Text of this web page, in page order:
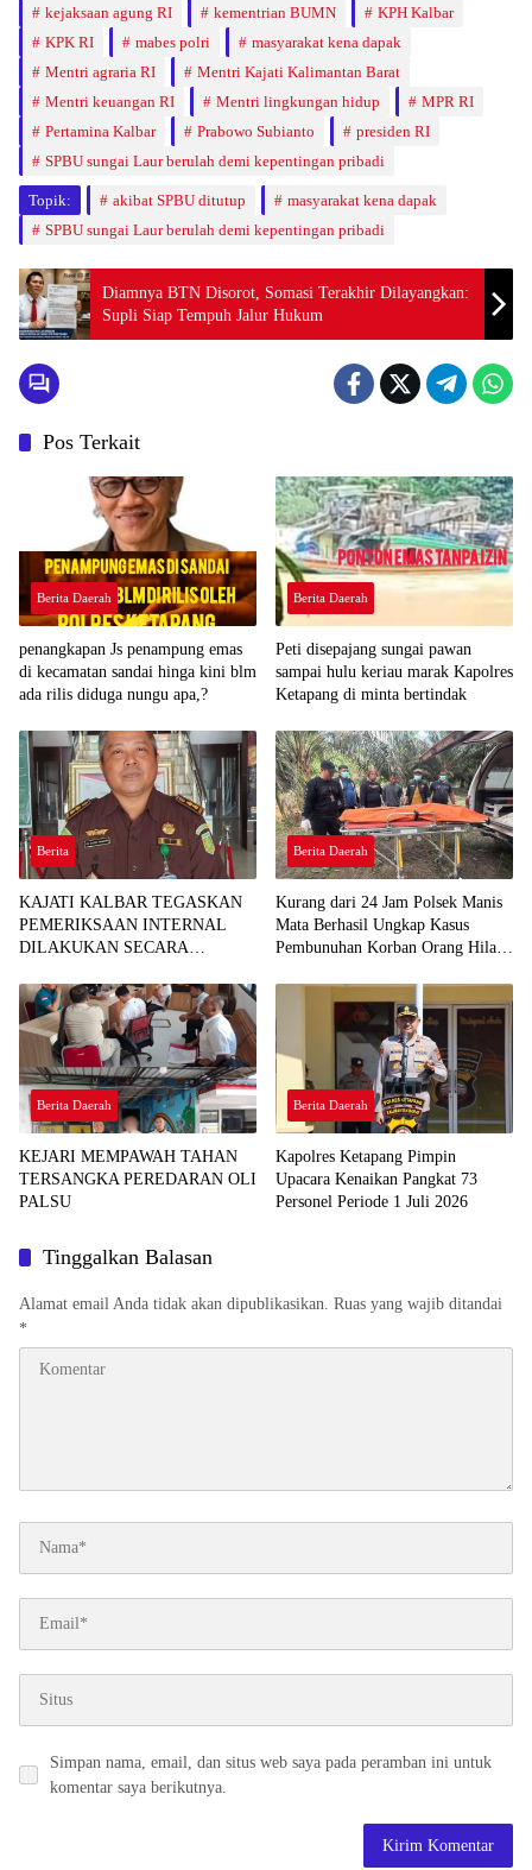
kejaksaan agung RI
kementrian BUMN
KPH Kalbar
KPK RI
mabes polri
masyarakat kena dapak
Mentri agraria RI
Mentri Kajati Kalimantan Barat
Mentri keuangan RI
Mentri lingkungan hidup
MPR RI
Pertamina Kalbar
Prabowo Subianto
presiden RI
SPBU sungai Laur berulah demi kepentingan pribadi
Topik: akibat SPBU ditutup
masyarakat kena dapak
SPBU sungai Laur berulah demi kepentingan pribadi
Diamnya BTN Disorot, Somasi Terakhir Dilayangkan:
Supli Siap Tempuh Jalur Hukum
Pos Terkait
Berita Daerah
penangkapan Js penampung emas
di kecamatan sandai hinga kini blm
ada rilis diduga nungu apa,?
Berita Daerah
Peti disepajang sungai pawan
sampai hulu keriau marak Kapolres
Ketapang di minta bertindak
Berita
KAJATI KALBAR TEGASKAN
PEMERIKSAAN INTERNAL
DILAKUKAN SECARA
INFORMASI YANG BEREDAR
TERKAIT DUGAAN
KETERLIBATAN PEGAWAI
KEJARI SEKADAU
Berita Daerah
Kurang dari 24 Jam Polsek Manis
Mata Berhasil Ungkap Kasus
Pembunuhan Korban Orang Hilang
Berita Daerah
KEJARI MEMPAWAH TAHAN
TERSANGKA PEREDARAN OLI
PALSU
Berita Daerah
Kapolres Ketapang Pimpin
Upacara Kenaikan Pangkat 73
Personel Periode 1 Juli 2026
Tinggalkan Balasan
Alamat email Anda tidak akan dipublikasikan. Ruas yang wajib ditandai
*
Simpan nama, email, dan situs web saya pada peramban ini untuk
komentar saya berikutnya.